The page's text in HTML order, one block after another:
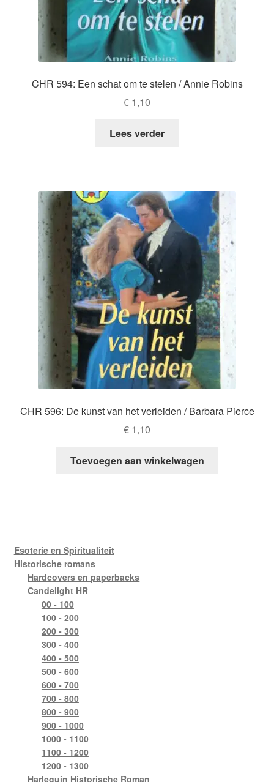
CHR 594: Een schat om te stelen / Annie Robins
€ 1,10
Lees verder
CHR 596: De kunst van het verleiden / Barbara Pierce
€ 1,10
Toevoegen aan winkelwagen
Esoterie en Spiritualiteit
Historische romans
Hardcovers en paperbacks
Candelight HR
00 - 100
100 - 200
200 - 300
300 - 400
400 - 500
500 - 600
600 - 700
700 - 800
800 - 900
900 - 1000
1000 - 1100
1100 - 1200
1200 - 1300
Harlequin Historische Roman